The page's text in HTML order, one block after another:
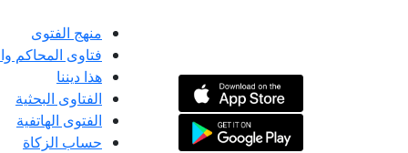
منهج الفتوى
فتاوى المحاكم
هذا ديننا
الفتاوى البحثية
الفتوى الهاتفية
حساب الزكاة